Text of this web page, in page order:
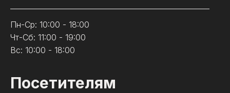
Пн-Ср: 10:00 - 18:00
Чт-Сб: 11:00 - 19:00
Вс: 10:00 - 18:00
Посетителям